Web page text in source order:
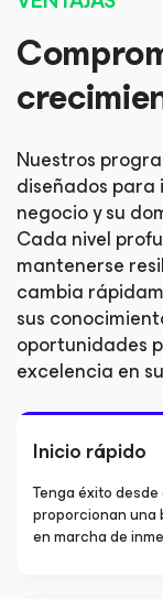
Nuestros
diseñados para
negocio y su
Cada nivel
mantenerse
cambia
sus
oportunidades
excelencia en
Inicio rápido
Tenga éxito
proporcionan una
en marcha de